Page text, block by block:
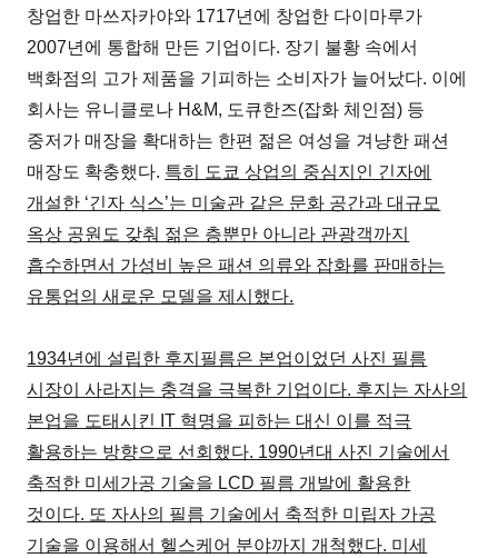
창업한 마쓰자카야와 1717년에 창업한 다이마루가
2007년에 통합해 만든 기업이다. 장기 불황 속에서
백화점의 고가 제품을 기피하는 소비자가 늘어났다. 이에
회사는 유니클로나 H&M, 도큐한즈(잡화 체인점) 등
중저가 매장을 확대하는 한편 젊은 여성을 겨냥한 패션
매장도 확충했다. 특히 도쿄 상업의 중심지인 긴자에
개설한 ‘긴자 식스’는 미술관 같은 문화 공간과 대규모
옥상 공원도 갖춰 젊은 층뿐만 아니라 관광객까지
흡수하면서 가성비 높은 패션 의류와 잡화를 판매하는
유통업의 새로운 모델을 제시했다.
1934년에 설립한 후지필름은 본업이었던 사진 필름
시장이 사라지는 충격을 극복한 기업이다. 후지는 자사의
본업을 도태시킨 IT 혁명을 피하는 대신 이를 적극
활용하는 방향으로 선회했다. 1990년대 사진 기술에서
축적한 미세가공 기술을 LCD 필름 개발에 활용한
것이다. 또 자사의 필름 기술에서 축적한 미립자 가공
기술을 이용해서 헬스케어 분야까지 개척했다. 미세